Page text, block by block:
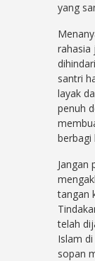
yang
rahasia
santri
layak
penuh
berbagi
Jangan
tangan
telah
Islam
sopan